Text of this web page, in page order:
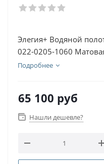
Элегия+ Водяной
022-0205-1060
Подробнее
65 100 руб
Нашли дешевле?